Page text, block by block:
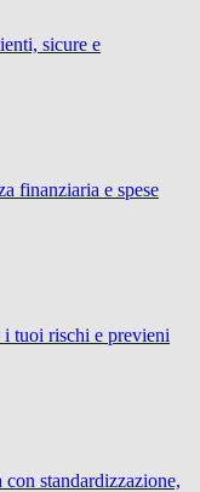
sicure e
finanziaria e spese
i tuoi rischi e previeni
standardizzazione,